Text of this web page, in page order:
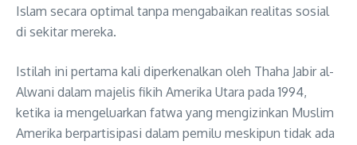
Islam secara optimal tanpa mengabaikan realitas sosial
di sekitar mereka.
Istilah ini pertama kali diperkenalkan oleh Thaha Jabir al-
Alwani dalam majelis fikih Amerika Utara pada 1994,
ketika ia mengeluarkan fatwa yang mengizinkan Muslim
Amerika berpartisipasi dalam pemilu meskipun tidak ada